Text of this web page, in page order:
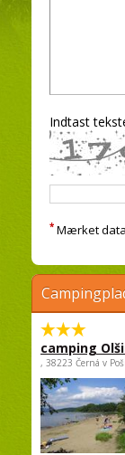
Indtast
* Mærket
camping
, 38223 Černá v